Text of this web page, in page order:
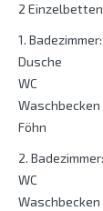
2
1. Badezimmer:
Dusche
WC
Waschbecken
Föhn
2. Badezimmer:
WC
Waschbecken